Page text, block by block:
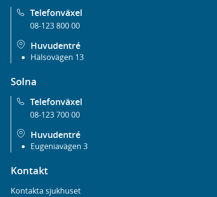
Telefonväxel
08-123 800 00
Huvudentré
Hälsovägen 13
Solna
Telefonväxel
08-123 700 00
Huvudentré
Eugeniavägen 3
Kontakt
Kontakta sjukhuset